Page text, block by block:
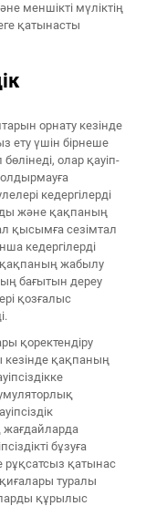
меншікті мүліктің
қатынасты
орнату кезінде
ету үшін бірнеше
олар қауіп-
кедергілерді
және қақпаның
қысымға сезімтал
кедергілерді
қақпаның жабылу
бағытын дереу
қозғалыс
қоректендіру
кезінде қақпаның
бұзуға
рұқсатсыз қатынас
туралы
құрылыс